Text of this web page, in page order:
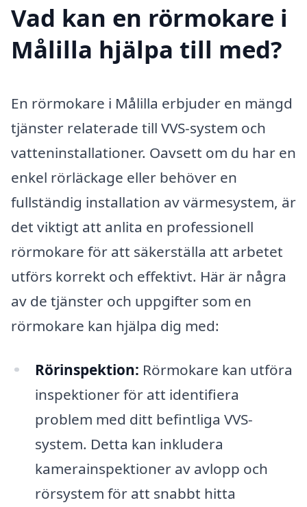
Vad kan en rörmokare i
Målilla hjälpa till med?
En rörmokare i Målilla erbjuder en mängd
tjänster relaterade till VVS-system och
vatteninstallationer. Oavsett om du har en
enkel rörläckage eller behöver en
fullständig installation av värmesystem, är
det viktigt att anlita en professionell
rörmokare för att säkerställa att arbetet
utförs korrekt och effektivt. Här är några
av de tjänster och uppgifter som en
rörmokare kan hjälpa dig med:
Rörinspektion: Rörmokare kan utföra
inspektioner för att identifiera
problem med ditt befintliga VVS-
system. Detta kan inkludera
kamerainspektioner av avlopp och
rörsystem för att snabbt hitta